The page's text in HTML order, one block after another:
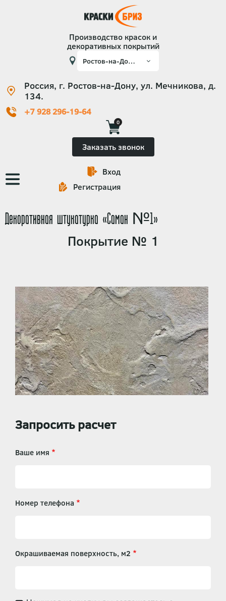
Производство красок и
декоративных покрытий
Россия, г. Ростов-на-Дону, ул. Мечникова, д.
134.
+7 928 296-19-64
0
Заказать звонок
Основная
навигация
Вход
Регистрация
Декоративная штукатурка «Саман №1»
Покрытие № 1
Запросить расчет
Ваше имя
Номер телефона
Окрашиваемая поверхность, м2